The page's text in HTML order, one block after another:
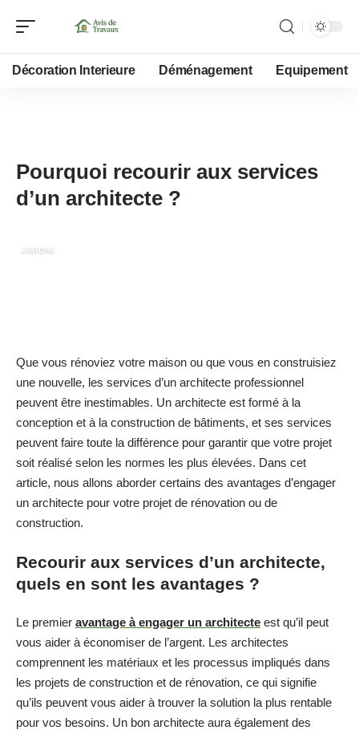
Décoration Interieure Déménagement Equipement
Pourquoi recourir aux services
d’un architecte ?
JARDIN
Que vous rénoviez votre maison ou que vous en construisiez
une nouvelle, les services d’un architecte professionnel
peuvent être inestimables. Un architecte est formé à la
conception et à la construction de bâtiments, et ses services
peuvent faire toute la différence pour garantir que votre projet
soit réalisé selon les normes les plus élevées. Dans cet
article, nous allons aborder certains des avantages d’engager
un architecte pour votre projet de rénovation ou de
construction.
Recourir aux services d’un architecte,
quels en sont les avantages ?
Le premier avantage à engager un architecte est qu’il peut
vous aider à économiser de l’argent. Les architectes
comprennent les matériaux et les processus impliqués dans
les projets de construction et de rénovation, ce qui signifie
qu’ils peuvent vous aider à trouver la solution la plus rentable
pour vos besoins. Un bon architecte aura également des